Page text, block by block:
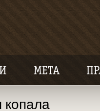
МЕТА
копала